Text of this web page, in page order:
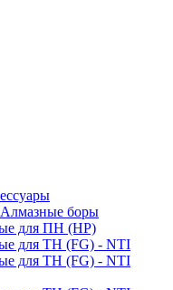
Алмазные боры
для ПН (HP)
для ТН (FG) - NTI
для ТН (FG) - NTI